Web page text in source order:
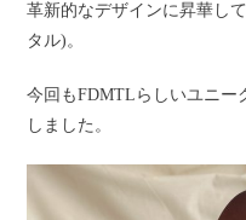
革新的なデザインに昇華し
タル)。
今回もFDMTLらしいユニー
しました。